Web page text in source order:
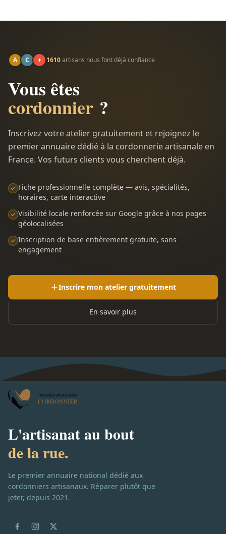
A C + 1610artisans nous font déjà confiance
Vous êtes
cordonnier ?
Inscrivez votre atelier gratuitement et rejoignez le
premier annuaire dédié à la cordonnerie artisanale en
France. Vos futurs clients vous cherchent déjà.
Fiche professionnelle complète — avis, spécialités,
horaires, carte interactive
Visibilité locale renforcée sur Google grâce à nos pages
géolocalisées
Inscription de base entièrement gratuite, sans
engagement
Inscrire mon atelier gratuitement
En savoir plus
L'artisanat au bout
de la rue.
Le premier annuaire national dédié aux
cordonniers artisanaux. Réparer plutôt que
jeter, depuis 2021.